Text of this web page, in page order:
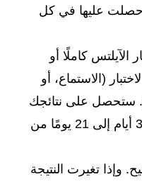
حصلت عليها في كل
كاملًا أو
(الاستماع، أو
ستحصل على نتائجك
التي تمت مراجعتها في غضون 3 أيام إلى 21 يومًا من
وإذا تغيرت النتيجة